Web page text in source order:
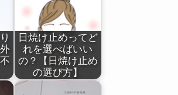
日焼け止めってど
れを選べばいい
の？【日焼け止め
の選び方】